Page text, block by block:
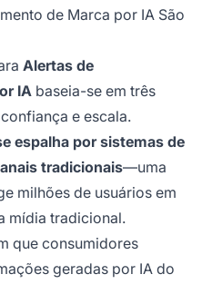
de Marca por IA São
Alertas de
IA baseia-se em três
e escala.
espalha por sistemas de
tradicionais—uma
milhões de usuários em
mídia tradicional.
que consumidores
geradas por IA do